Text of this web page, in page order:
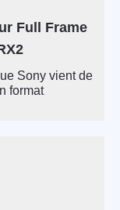
Full Frame
Sony vient de
format